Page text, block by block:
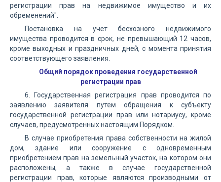
регистрации прав на недвижимое имущество и их
обременений".
Постановка на учет бесхозного недвижимого
имущества проводится в срок, не превышающий 12 часов,
кроме выходных и праздничных дней, с момента принятия
соответствующего заявления.
Общий порядок проведения государственной
регистрации прав
6. Государственная регистрация прав проводится по
заявлению заявителя путем обращения к субъекту
государственной регистрации прав или нотариусу, кроме
случаев, предусмотренных настоящим Порядком.
В случае приобретения права собственности на жилой
дом, здание или сооружение с одновременным
приобретением прав на земельный участок, на котором они
расположены, а также в случае государственной
регистрации прав, которые являются производными от